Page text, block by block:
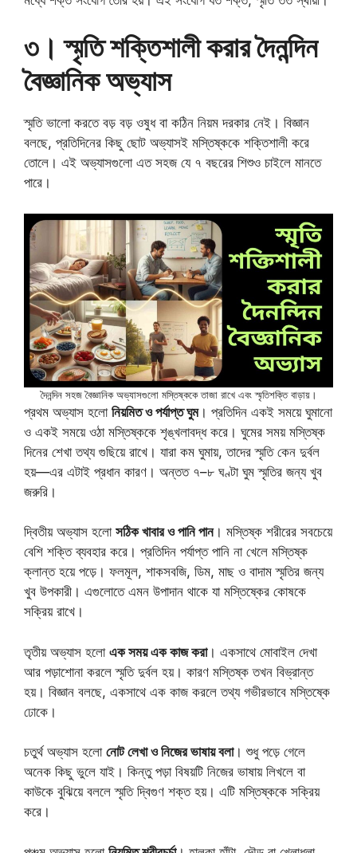
৩। স্মৃতি শক্তিশালী করার দৈনন্দিন
বৈজ্ঞানিক অভ্যাস
স্মৃতি ভালো করতে বড় বড় ওষুধ বা কঠিন নিয়ম দরকার নেই। বিজ্ঞান
বলছে, প্রতিদিনের কিছু ছোট অভ্যাসই মস্তিষ্ককে শক্তিশালী করে
তোলে। এই অভ্যাসগুলো এত সহজ যে ৭ বছরের শিশুও চাইলে মানতে
পারে।
দৈনন্দিন সহজ বৈজ্ঞানিক অভ্যাসগুলো মস্তিষ্ককে তাজা রাখে এবং স্মৃতিশক্তি বাড়ায়।
প্রথম অভ্যাস হলো নিয়মিত ও পর্যাপ্ত ঘুম। প্রতিদিন একই সময়ে ঘুমানো
ও একই সময়ে ওঠা মস্তিষ্ককে শৃঙ্খলাবদ্ধ করে। ঘুমের সময় মস্তিষ্ক
দিনের শেখা তথ্য গুছিয়ে রাখে। যারা কম ঘুমায়, তাদের স্মৃতি কেন দুর্বল
হয়—এর এটাই প্রধান কারণ। অন্তত ৭–৮ ঘণ্টা ঘুম স্মৃতির জন্য খুব
জরুরি।
দ্বিতীয় অভ্যাস হলো সঠিক খাবার ও পানি পান। মস্তিষ্ক শরীরের সবচেয়ে
বেশি শক্তি ব্যবহার করে। প্রতিদিন পর্যাপ্ত পানি না খেলে মস্তিষ্ক
ক্লান্ত হয়ে পড়ে। ফলমূল, শাকসবজি, ডিম, মাছ ও বাদাম স্মৃতির জন্য
খুব উপকারী। এগুলোতে এমন উপাদান থাকে যা মস্তিষ্কের কোষকে
সক্রিয় রাখে।
তৃতীয় অভ্যাস হলো এক সময় এক কাজ করা। একসাথে মোবাইল দেখা
আর পড়াশোনা করলে স্মৃতি দুর্বল হয়। কারণ মস্তিষ্ক তখন বিভ্রান্ত
হয়। বিজ্ঞান বলছে, একসাথে এক কাজ করলে তথ্য গভীরভাবে মস্তিষ্কে
ঢোকে।
চতুর্থ অভ্যাস হলো নোট লেখা ও নিজের ভাষায় বলা। শুধু পড়ে গেলে
অনেক কিছু ভুলে যাই। কিন্তু পড়া বিষয়টি নিজের ভাষায় লিখলে বা
কাউকে বুঝিয়ে বললে স্মৃতি দ্বিগুণ শক্ত হয়। এটি মস্তিষ্ককে সক্রিয়
করে।